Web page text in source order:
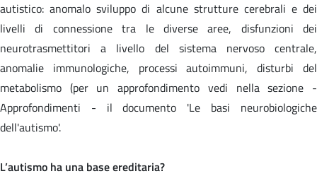
autistico: anomalo sviluppo di alcune strutture cerebrali e dei
livelli di connessione tra le diverse aree, disfunzioni dei
neurotrasmettitori a livello del sistema nervoso centrale,
anomalie immunologiche, processi autoimmuni, disturbi del
metabolismo (per un approfondimento vedi nella sezione -
Approfondimenti - il documento 'Le basi neurobiologiche
dell'autismo'.
L’autismo ha una base ereditaria?